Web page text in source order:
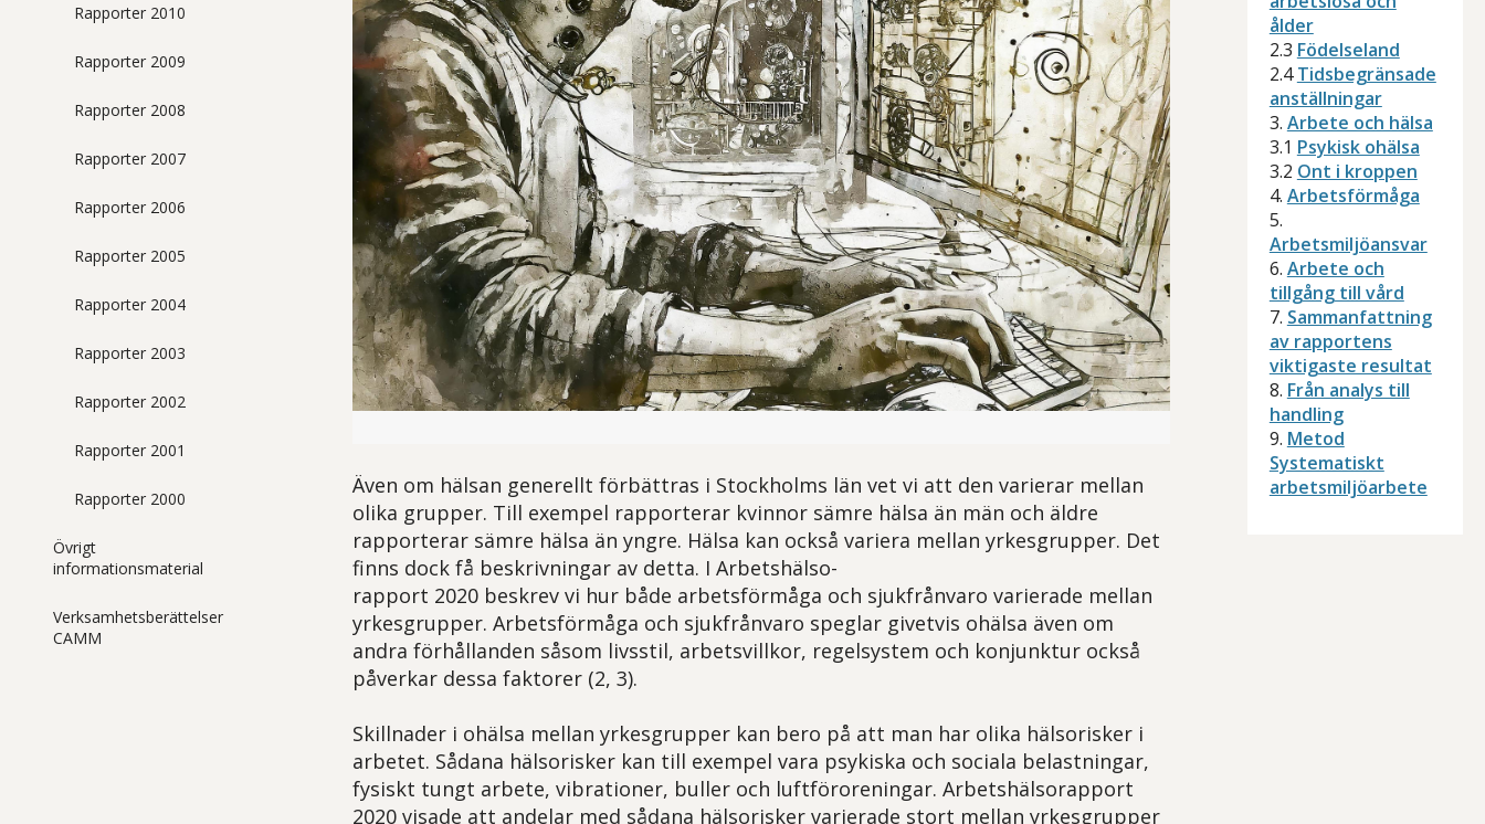
Rapporter 2010
Rapporter 2009
Rapporter 2008
Rapporter 2007
Rapporter 2006
Rapporter 2005
Rapporter 2004
Rapporter 2003
Rapporter 2002
Rapporter 2001
Rapporter 2000
Övrigt
informationsmaterial
Verksamhetsberättelser
CAMM
Manlig programmerare framför datorskärm. Bearbetad AI illustration med en futuristisk känsla till Arbetshälsorapporten 2024 i en svart och beige färgskala.
Även om hälsan generellt förbättras i Stockholms län vet vi att den varierar mellan
olika grupper. Till exempel rapporterar kvinnor sämre hälsa än män och äldre
rapporterar sämre hälsa än yngre. Hälsa kan också variera mellan yrkesgrupper. Det
finns dock få beskrivningar av detta. I Arbetshälso-
rapport 2020 beskrev vi hur både arbetsförmåga och sjukfrånvaro varierade mellan
yrkesgrupper. Arbetsförmåga och sjukfrånvaro speglar givetvis ohälsa även om
andra förhållanden såsom livsstil, arbetsvillkor, regelsystem och konjunktur också
påverkar dessa faktorer (2, 3).
Skillnader i ohälsa mellan yrkesgrupper kan bero på att man har olika hälsorisker i
arbetet. Sådana hälsorisker kan till exempel vara psykiska och sociala belastningar,
fysiskt tungt arbete, vibrationer, buller och luftföroreningar. Arbetshälsorapport
2020 visade att andelar med sådana hälsorisker varierade stort mellan yrkesgrupper
ålder
2.3 Födelseland
2.4Tidsbegränsade
anställningar
3. Arbete och hälsa
3.1 Psykisk ohälsa
3.2 Ont i kroppen
4. Arbetsförmåga
5.
Arbetsmiljöansvar
6. Arbete och
tillgång till vård
7. Sammanfattning
av rapportens
viktigaste resultat
8. Från analys till
handling
9. Metod
Systematiskt
arbetsmiljöarbete